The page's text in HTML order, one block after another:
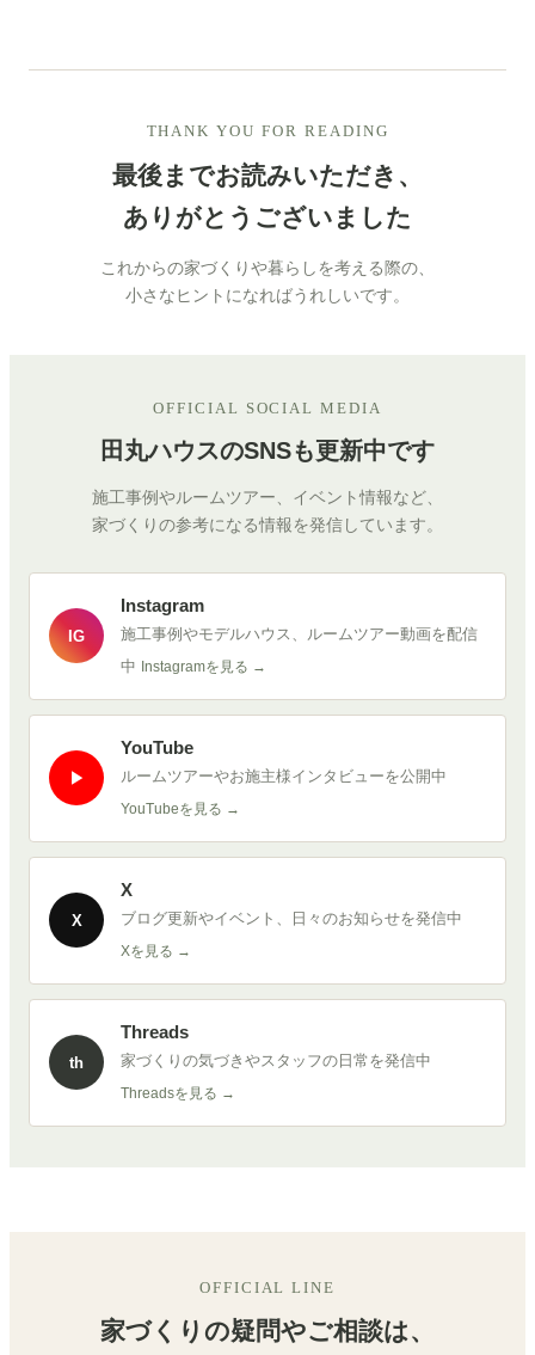
THANK YOU FOR READING
最後までお読みいただき、
ありがとうございました
これからの家づくりや暮らしを考える際の、
小さなヒントになればうれしいです。
OFFICIAL SOCIAL MEDIA
田丸ハウスのSNSも更新中です
施工事例やルームツアー、イベント情報など、
家づくりの参考になる情報を発信しています。
IG
Instagram
施工事例やモデルハウス、ルームツアー動画を配信
中 Instagramを見る →
▶
YouTube
ルームツアーやお施主様インタビューを公開中
YouTubeを見る →
X
X
ブログ更新やイベント、日々のお知らせを発信中
Xを見る →
th
Threads
家づくりの気づきやスタッフの日常を発信中
Threadsを見る →
OFFICIAL LINE
家づくりの疑問やご相談は、